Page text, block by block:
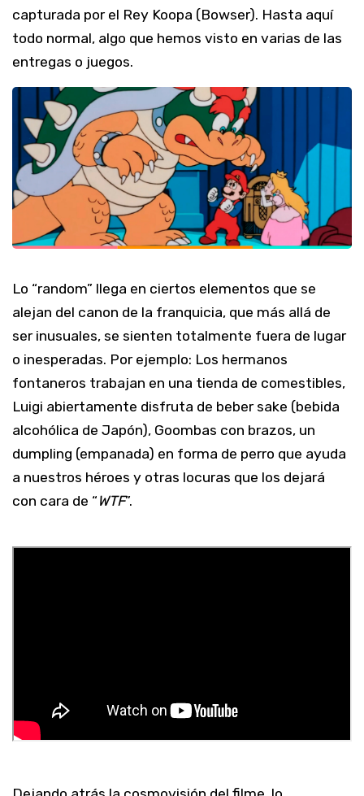
capturada por el Rey Koopa (Bowser). Hasta aquí
todo normal, algo que hemos visto en varias de las
entregas o juegos.
Lo “random” llega en ciertos elementos que se
alejan del canon de la franquicia, que más allá de
ser inusuales, se sienten totalmente fuera de lugar
o inesperadas. Por ejemplo: Los hermanos
fontaneros trabajan en una tienda de comestibles,
Luigi abiertamente disfruta de beber sake (bebida
alcohólica de Japón), Goombas con brazos, un
dumpling (empanada) en forma de perro que ayuda
a nuestros héroes y otras locuras que los dejará
con cara de “ WTF”.